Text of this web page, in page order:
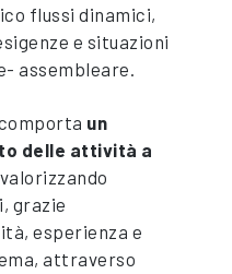
flussi dinamici,
e situazioni
assembleare.
un
delle attività a
grazie
esperienza e
attraverso